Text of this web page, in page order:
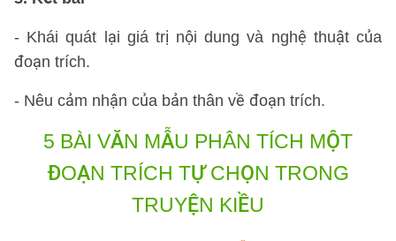
- Khái quát lại giá trị nội dung và nghệ thuật của
đoạn trích.
- Nêu cảm nhận của bản thân về đoạn trích.
5 BÀI VĂN MẪU PHÂN TÍCH MỘT
ĐOẠN TRÍCH TỰ CHỌN TRONG
TRUYỆN KIỀU